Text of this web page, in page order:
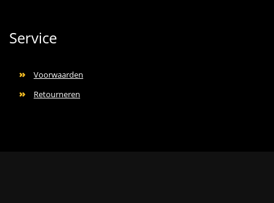
Service
Voorwaarden
Retourneren